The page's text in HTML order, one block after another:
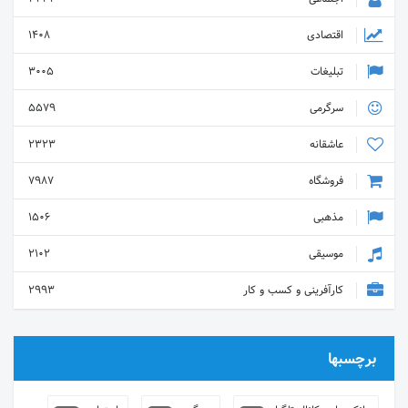
اقتصادی
1408
تبلیغات
3005
سرگرمی
5579
عاشقانه
2323
فروشگاه
7987
مذهبی
1506
موسیقی
2102
کارآفرینی و کسب و کار
2993
برچسبها